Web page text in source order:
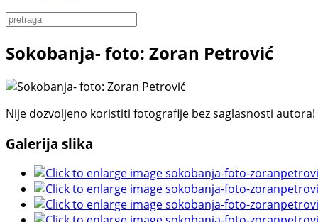
Sokobanja- foto: Zoran Petrović
Nije dozvoljeno koristiti fotografije bez saglasnosti autora!
Galerija slika